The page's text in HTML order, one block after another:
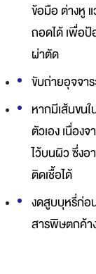
ข้อมือ ต่างหู
ถอดได้ เพื่อ
ผ่าตัด
ขับถ่ายอุจจา
หากมีเส้นขน
ตัวเอง เนื่อง
ไว้บนผิว ซึ่งอ
ติดเชื้อได้
งดสูบบุหรี่ก่
สารพิษตกค้า